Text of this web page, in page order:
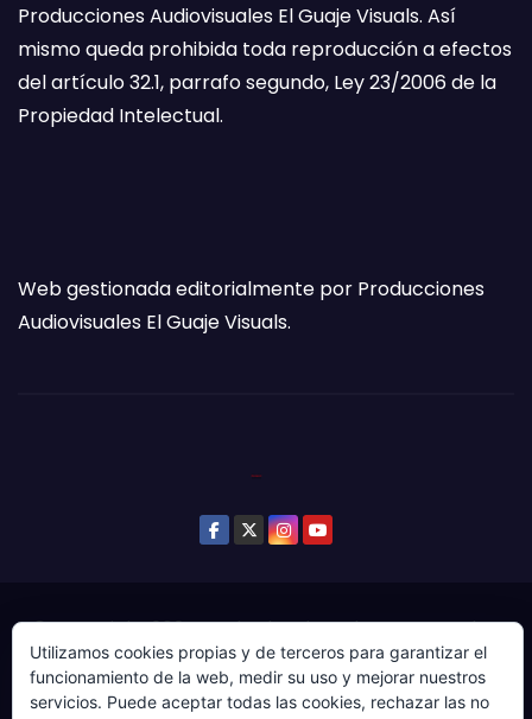
Producciones Audiovisuales El Guaje Visuals. Así
mismo queda prohibida toda reproducción a efectos
del artículo 32.1, parrafo segundo, Ley 23/2006 de la
Propiedad Intelectual.
Web gestionada editorialmente por Producciones
Audiovisuales El Guaje Visuals.
© Copyright 2024. Todos los derechos reservados.
Web gestionada por Producciones Audiovisuales El
Guaje Visuals.
Utilizamos cookies propias y de terceros para garantizar el
funcionamiento de la web, medir su uso y mejorar nuestros
servicios. Puede aceptar todas las cookies, rechazar las no